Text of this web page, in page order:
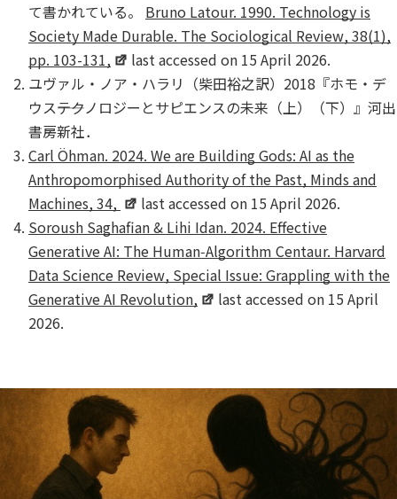
て書かれている。 Bruno Latour. 1990. Technology is
Society Made Durable. The Sociological Review, 38(1),
pp. 103-131,
last accessed on 15 April 2026.
ユヴァル・ノア・ハラリ（柴田裕之訳）2018『ホモ・デ
ウス――テクノロジーとサピエンスの未来（上）（下）』河出
書房新社．
Carl Öhman. 2024. We are Building Gods: AI as the
Anthropomorphised Authority of the Past, Minds and
Machines, 34,
last accessed on 15 April 2026.
Soroush Saghafian & Lihi Idan. 2024. Effective
Generative AI: The Human‑Algorithm Centaur. Harvard
Data Science Review, Special Issue: Grappling with the
Generative AI Revolution,
last accessed on 15 April
2026.